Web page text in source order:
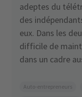
adeptes du
des
eux. Dans les
difficile de
dans un cadre
Auto-entrepreneurs